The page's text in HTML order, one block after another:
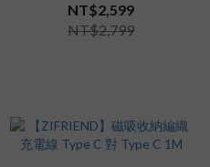
NT$2,599
NT$2,799